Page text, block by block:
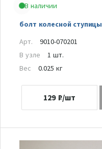
В наличии
болт колесной ступицы
Арт.
9010-070201
В узле
1 шт.
Вес
0.025 кг
129 ₽/шт